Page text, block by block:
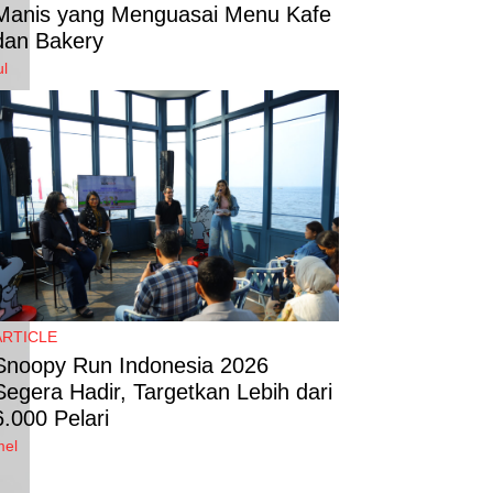
yang Menguasai Menu Kafe
Bakery
Run Indonesia 2026
Hadir, Targetkan Lebih dari
Pelari